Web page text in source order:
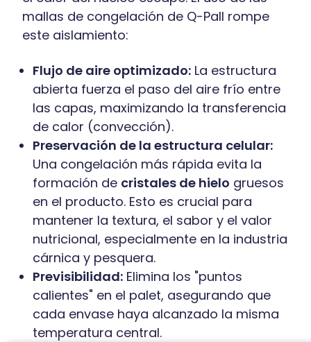
mallas de congelación de Q-Pall rompe
este aislamiento:
Flujo de aire optimizado: La estructura
abierta fuerza el paso del aire frío entre
las capas, maximizando la transferencia
de calor (convección).
Preservación de la estructura celular:
Una congelación más rápida evita la
formación de cristales de hielo gruesos
en el producto. Esto es crucial para
mantener la textura, el sabor y el valor
nutricional, especialmente en la industria
cárnica y pesquera.
Previsibilidad: Elimina los "puntos
calientes" en el palet, asegurando que
cada envase haya alcanzado la misma
temperatura central.